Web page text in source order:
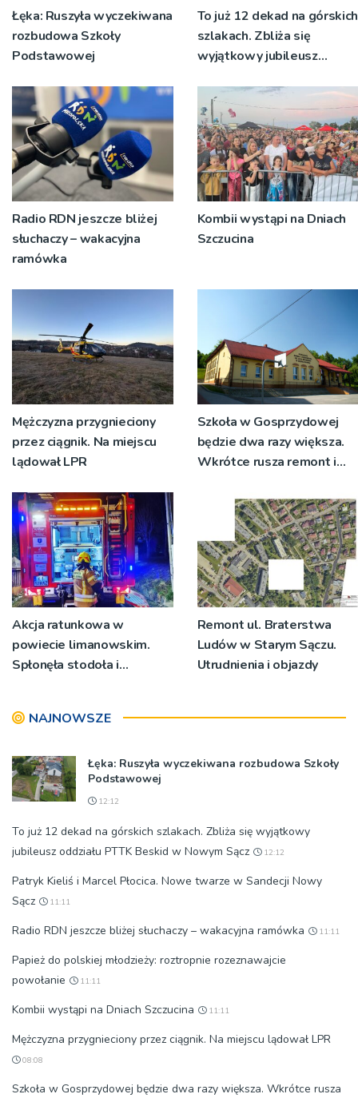
Łęka: Ruszyła wyczekiwana
rozbudowa Szkoły
Podstawowej
To już 12 dekad na górskich
szlakach. Zbliża się
wyjątkowy jubileusz
Nowym Sącz
Radio RDN jeszcze bliżej
słuchaczy – wakacyjna
ramówka
Kombii wystąpi na Dniach
Szczucina
Mężczyzna przygnieciony
przez ciągnik. Na miejscu
lądował LPR
Szkoła w Gosprzydowej
będzie dwa razy większa.
Wkrótce rusza remont i
Akcja ratunkowa w
powiecie limanowskim.
Spłonęła stodoła i
Remont ul. Braterstwa
Ludów w Starym Sączu.
Utrudnienia i objazdy
NAJNOWSZE
Łęka: Ruszyła wyczekiwana rozbudowa Szkoły
Podstawowej
12:12
To już 12 dekad na górskich szlakach. Zbliża się wyjątkowy
jubileusz oddziału PTTK Beskid w Nowym Sącz
12:12
Patryk Kieliś i Marcel Płocica. Nowe twarze w Sandecji Nowy
Sącz
11:11
Radio RDN jeszcze bliżej słuchaczy – wakacyjna ramówka 11:11
Papież do polskiej młodzieży: roztropnie rozeznawajcie
powołanie
11:11
Kombii wystąpi na Dniach Szczucina 11:11
Mężczyzna przygnieciony przez ciągnik. Na miejscu lądował LPR
08:08
Szkoła w Gosprzydowej będzie dwa razy większa. Wkrótce rusza